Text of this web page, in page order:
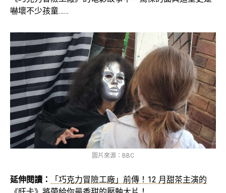
嚇壞不少孩童……
圖片來源：BBC
延伸閱讀：
「巧克力冒險工廠」前傳！12 月甜茶主演的